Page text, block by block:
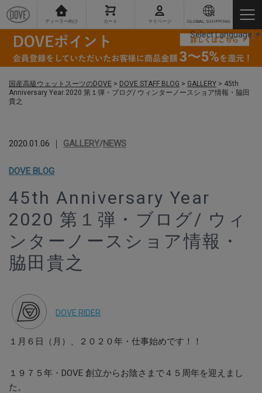
ディーラー向け カート マイページ GLOBAL SHIPPING
国産高級ウェットスーツのDOVE > DOVE STAFF BLOG > GALLERY > 45th
Anniversary Year 2020 第１弾・ブログ/ ウィンターノースショア情報・脇田
貴之
2020.01.06 ｜ GALLERY/NEWS
DOVE BLOG
45th Anniversary Year
2020 第１弾・ブログ/ ウィ
ンターノースショア情報・
脇田貴之
DOVE RIDER
１月６日（月）、２０２０年・仕事始めです！！
１９７５年・DOVE 創立からお陰さまで４５周年を迎えまし
た。
Select Language ▼